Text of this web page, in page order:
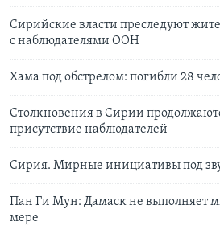
Сирийские власти преследуют
с наблюдателями ООН
Хама под обстрелом: погибли 28
Столкновения в Сирии
присутствие наблюдателей
Сирия. Мирные инициативы под
Пан Ги Мун: Дамаск не выполняет
мере